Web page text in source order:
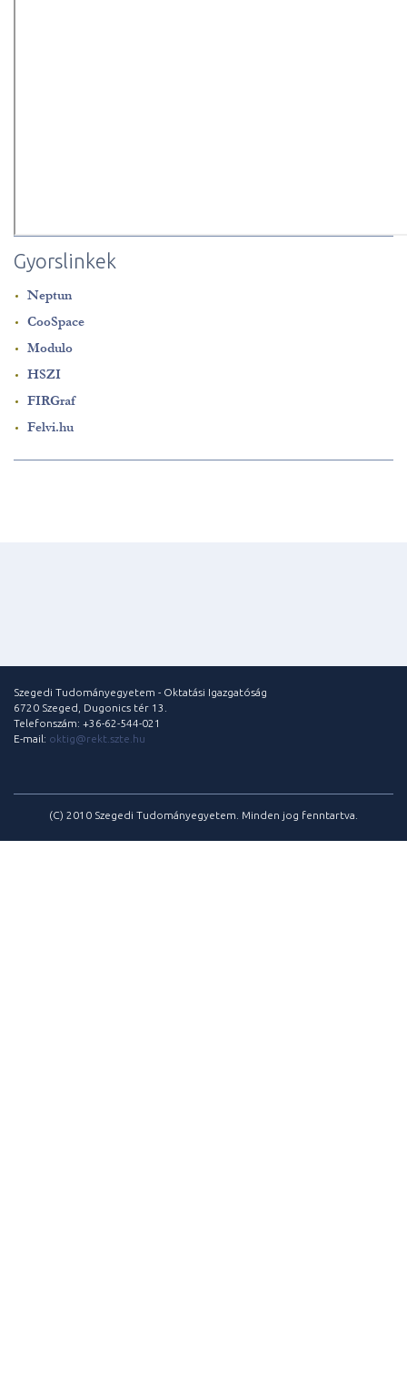
Gyorslinkek
Neptun
CooSpace
Modulo
HSZI
FIRGraf
Felvi.hu
Szegedi Tudományegyetem - Oktatási Igazgatóság
6720 Szeged, Dugonics tér 13.
Telefonszám: +36-62-544-021
E-mail: oktig@rekt.szte.hu
(C) 2010 Szegedi Tudományegyetem. Minden jog fenntartva.